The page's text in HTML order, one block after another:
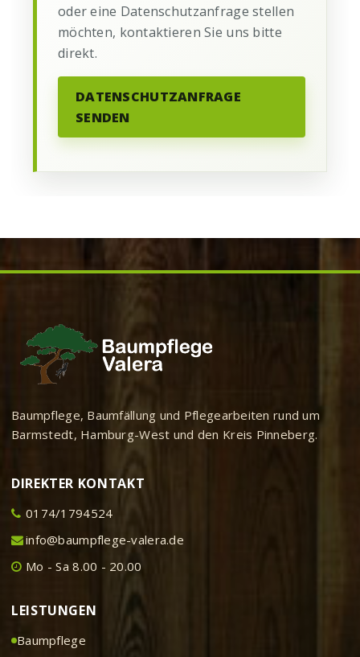
oder eine Datenschutzanfrage stellen
möchten, kontaktieren Sie uns bitte
direkt.
DATENSCHUTZANFRAGE
SENDEN
Baumpflege, Baumfällung und Pflegearbeiten rund um
Barmstedt, Hamburg-West und den Kreis Pinneberg.
DIREKTER KONTAKT
0174/1794524
info@baumpflege-valera.de
Mo - Sa 8.00 - 20.00
LEISTUNGEN
Baumpflege